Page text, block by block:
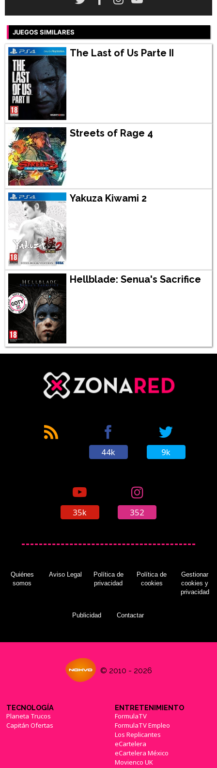
JUEGOS SIMILARES
The Last of Us Parte II
Streets of Rage 4
Yakuza Kiwami 2
Hellblade: Senua's Sacrifice
44k 9k
35k 352
Quiénes
somos
Aviso Legal
Política de
privacidad
Política de
cookies
Gestionar
cookies y
privacidad
Publicidad Contactar
© 2010 - 2026
TECNOLOGÍA
Planeta Trucos
Capitán Ofertas
ENTRETENIMIENTO
FormulaTV
FormulaTV Empleo
Los Replicantes
eCartelera
eCartelera México
Movienco UK